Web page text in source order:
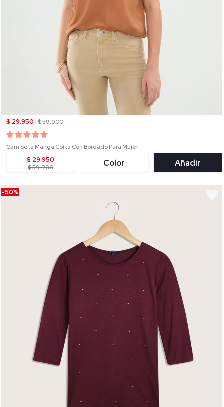
$ 29.950 $ 59.900
Camiseta Manga Corta Con Bordado Para Mujer
$ 29.950
$ 59.900 Color Añadir
-50%